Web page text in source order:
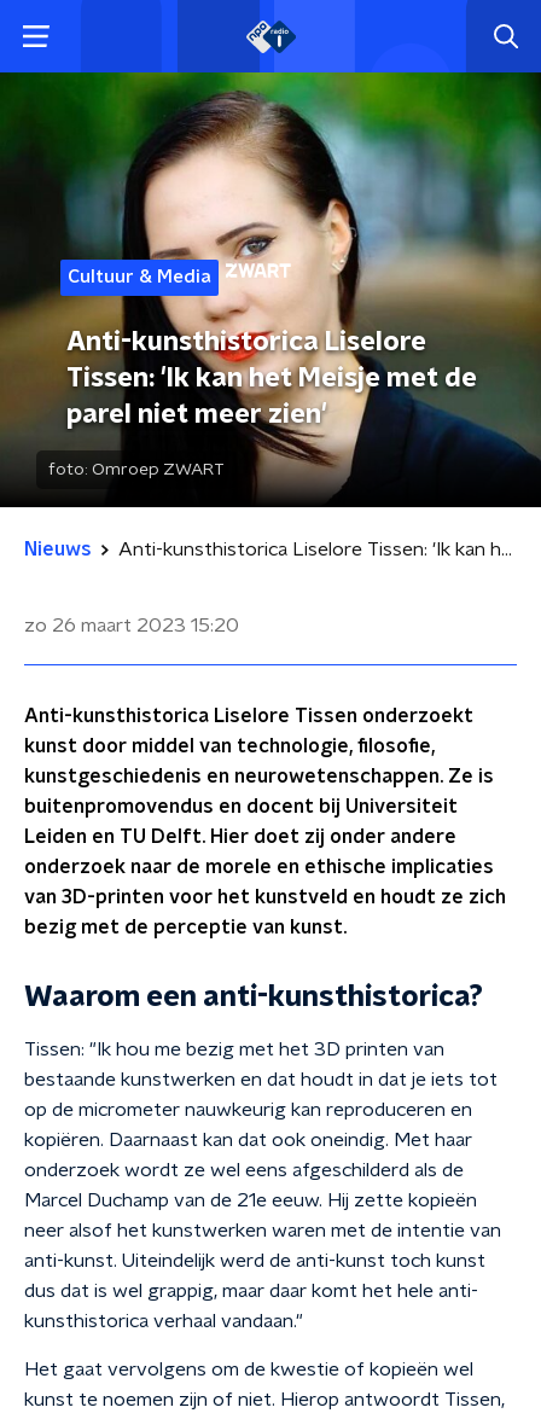
Cultuur & Media
Anti-kunsthistorica Liselore
Tissen: 'Ik kan het Meisje met de
parel niet meer zien'
foto: Omroep ZWART
Nieuws Anti-kunsthistorica Liselore Tissen: 'Ik kan het Meisje met de parel niet meer zien'
zo 26 maart 2023 15:20
Anti-kunsthistorica Liselore Tissen onderzoekt
kunst door middel van technologie, filosofie,
kunstgeschiedenis en neurowetenschappen. Ze is
buitenpromovendus en docent bij Universiteit
Leiden en TU Delft. Hier doet zij onder andere
onderzoek naar de morele en ethische implicaties
van 3D-printen voor het kunstveld en houdt ze zich
bezig met de perceptie van kunst.
Waarom een anti-kunsthistorica?
Tissen: "Ik hou me bezig met het 3D printen van
bestaande kunstwerken en dat houdt in dat je iets tot
op de micrometer nauwkeurig kan reproduceren en
kopiëren. Daarnaast kan dat ook oneindig. Met haar
onderzoek wordt ze wel eens afgeschilderd als de
Marcel Duchamp van de 21e eeuw. Hij zette kopieën
neer alsof het kunstwerken waren met de intentie van
anti-kunst. Uiteindelijk werd de anti-kunst toch kunst
dus dat is wel grappig, maar daar komt het hele anti-
kunsthistorica verhaal vandaan."
Het gaat vervolgens om de kwestie of kopieën wel
kunst te noemen zijn of niet. Hierop antwoordt Tissen,